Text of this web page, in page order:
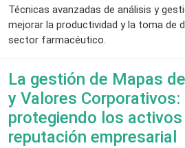
Técnicas avanzadas de análisis y
mejorar la productividad y la toma de
sector farmacéutico.
La gestión de Mapas
y Valores Corporativos:
protegiendo los activos
reputación empresarial